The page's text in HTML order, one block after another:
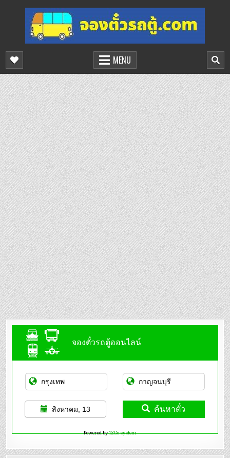
content
จองตั๋วรถตู้ออนไลน์
บริการจองตั๋วรถตู้ออนไลน์
MENU
จองตั๋วรถตู้ออนไลน์
สิงหาคม, 13 ค้นหาตั๋ว
Powered by12Go system